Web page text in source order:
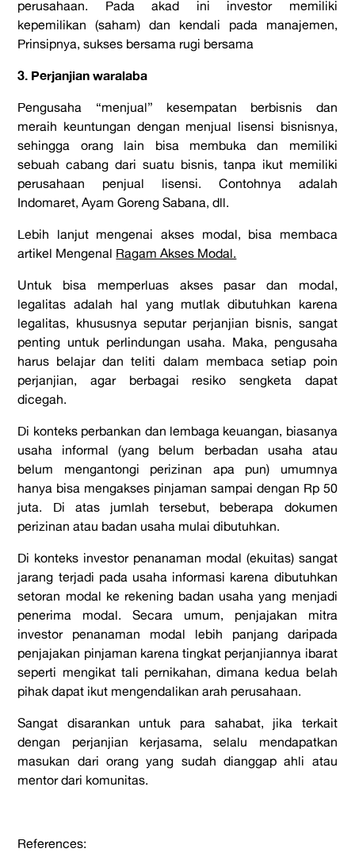
perusahaan. Pada akad ini investor memiliki
kepemilikan (saham) dan kendali pada manajemen,
Prinsipnya, sukses bersama rugi bersama
3. Perjanjian waralaba
Pengusaha “menjual” kesempatan berbisnis dan
meraih keuntungan dengan menjual lisensi bisnisnya,
sehingga orang lain bisa membuka dan memiliki
sebuah cabang dari suatu bisnis, tanpa ikut memiliki
perusahaan penjual lisensi. Contohnya adalah
Indomaret, Ayam Goreng Sabana, dll.
Lebih lanjut mengenai akses modal, bisa membaca
artikel Mengenal Ragam Akses Modal.
Untuk bisa memperluas akses pasar dan modal,
legalitas adalah hal yang mutlak dibutuhkan karena
legalitas, khususnya seputar perjanjian bisnis, sangat
penting untuk perlindungan usaha. Maka, pengusaha
harus belajar dan teliti dalam membaca setiap poin
perjanjian, agar berbagai resiko sengketa dapat
dicegah.
Di konteks perbankan dan lembaga keuangan, biasanya
usaha informal (yang belum berbadan usaha atau
belum mengantongi perizinan apa pun) umumnya
hanya bisa mengakses pinjaman sampai dengan Rp 50
juta. Di atas jumlah tersebut, beberapa dokumen
perizinan atau badan usaha mulai dibutuhkan.
Di konteks investor penanaman modal (ekuitas) sangat
jarang terjadi pada usaha informasi karena dibutuhkan
setoran modal ke rekening badan usaha yang menjadi
penerima modal. Secara umum, penjajakan mitra
investor penanaman modal lebih panjang daripada
penjajakan pinjaman karena tingkat perjanjiannya ibarat
seperti mengikat tali pernikahan, dimana kedua belah
pihak dapat ikut mengendalikan arah perusahaan.
Sangat disarankan untuk para sahabat, jika terkait
dengan perjanjian kerjasama, selalu mendapatkan
masukan dari orang yang sudah dianggap ahli atau
mentor dari komunitas.
References: